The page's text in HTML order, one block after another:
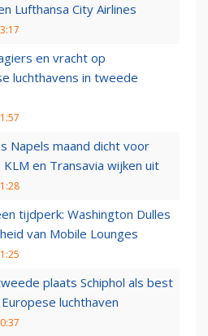
Lufthansa City Airlines
en vracht op
luchthavens in tweede
Napels maand dicht voor
en Transavia wijken uit
tijdperk: Washington Dulles
van Mobile Lounges
plaats Schiphol als best
luchthaven